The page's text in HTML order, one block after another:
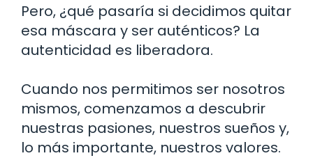
Pero, ¿qué pasaría si decidimos quitar
esa máscara y ser auténticos? La
autenticidad es liberadora.
Cuando nos permitimos ser nosotros
mismos, comenzamos a descubrir
nuestras pasiones, nuestros sueños y,
lo más importante, nuestros valores.